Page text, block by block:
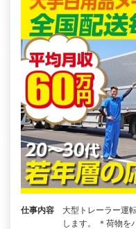
仕事内容
大型トレーラー運
します。 ＊荷物を